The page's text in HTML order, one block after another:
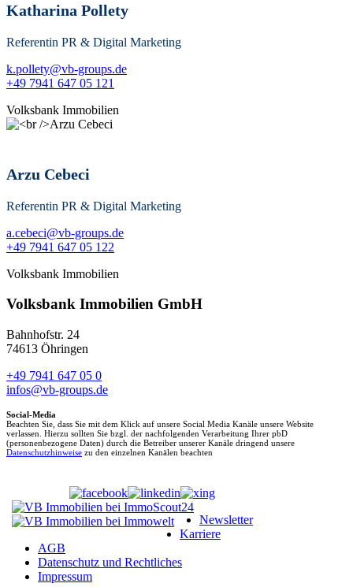
Katharina Pollety
Referentin PR & Digital Marketing
k.pollety@vb-groups.de
+49 7941 647 05 121
Volksbank Immobilien
Arzu Cebeci
Referentin PR & Digital Marketing
a.cebeci@vb-groups.de
+49 7941 647 05 122
Volksbank Immobilien
Volksbank Immobilien GmbH
Bahnhofstr. 24
74613 Öhringen
+49 7941 647 05 0
infos@vb-groups.de
Social-Media
Beachten Sie, dass Sie mit dem Klick auf unsere Social Media Kanäle unsere Website
verlassen. Hierzu sollten Sie bzgl. der nachfolgenden Verarbeitung Ihrer pbD
(personenbezogene Daten) durch die Betreiber unserer Kanäle dringend unsere
Datenschutzhinweise zu den einzelnen Kanälen beachten
Newsletter
Karriere
AGB
Datenschutz und Rechtliches
Impressum